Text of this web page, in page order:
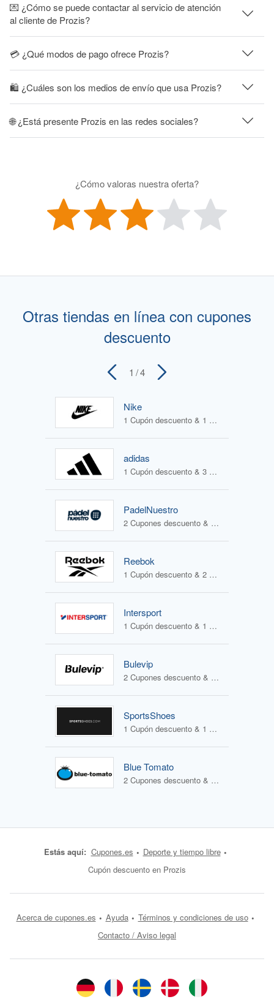
💌 ¿Cómo se puede contactar al servicio de atención
al cliente de Prozis?
💳 ¿Qué modos de pago ofrece Prozis?
🛍 ¿Cuáles son los medios de envío que usa Prozis?
🌐 ¿Está presente Prozis en las redes sociales?
¿Cómo valoras nuestra oferta?
Otras tiendas en línea con cupones
descuento
1 / 4
Nike
1 Cupón descuento & 1 Oferta
adidas
1 Cupón descuento & 3 Ofertas
PadelNuestro
2 Cupones descuento & 2 Ofertas
Reebok
1 Cupón descuento & 2 Ofertas
Intersport
1 Cupón descuento & 1 Oferta
Bulevip
2 Cupones descuento & 2 Ofertas
SportsShoes
1 Cupón descuento & 1 Oferta
Blue Tomato
2 Cupones descuento & 1 Oferta
Estás aquí: Cupones.es
Deporte y tiempo libre
Cupón descuento en Prozis
Acerca de cupones.es Ayuda
Términos y condiciones de uso
Contacto / Aviso legal